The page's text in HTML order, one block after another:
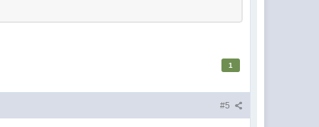
1
#5